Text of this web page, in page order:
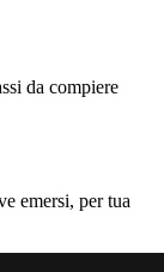
da compiere
emersi, per tua